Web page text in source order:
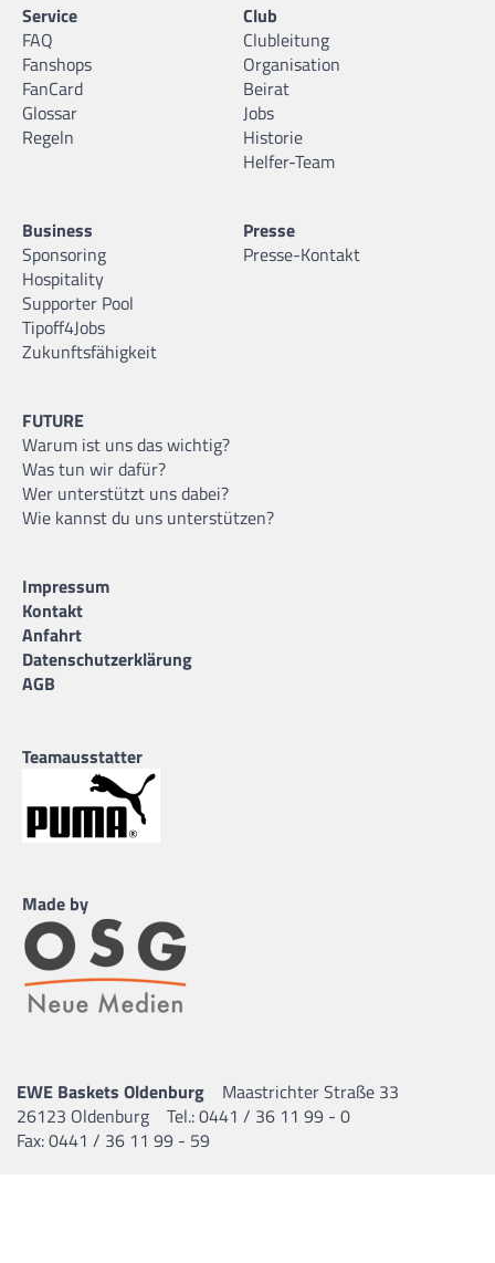
Service
FAQ
Fanshops
FanCard
Glossar
Regeln
Club
Clubleitung
Organisation
Beirat
Jobs
Historie
Helfer-Team
Business
Sponsoring
Hospitality
Supporter Pool
Tipoff4Jobs
Zukunftsfähigkeit
Presse
Presse-Kontakt
FUTURE
Warum ist uns das wichtig?
Was tun wir dafür?
Wer unterstützt uns dabei?
Wie kannst du uns unterstützen?
Impressum
Kontakt
Anfahrt
Datenschutzerklärung
AGB
Teamausstatter
Made by
EWE Baskets Oldenburg
Maastrichter Straße 33
26123 Oldenburg
Tel.: 0441 / 36 11 99 - 0
Fax: 0441 / 36 11 99 - 59